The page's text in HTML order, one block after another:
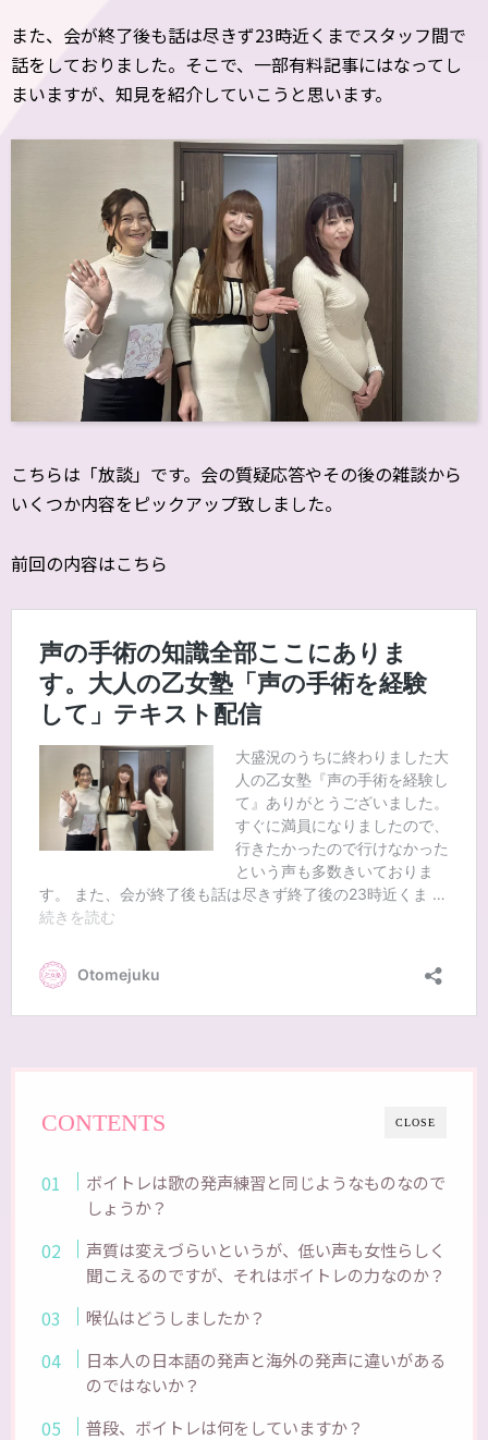
また、会が終了後も話は尽きず23時近くまでスタッフ間で
話をしておりました。そこで、一部有料記事にはなってし
まいますが、知見を紹介していこうと思います。
こちらは「放談」です。会の質疑応答やその後の雑談から
いくつか内容をピックアップ致しました。
前回の内容はこちら
CLOSE
CONTENTS
ボイトレは歌の発声練習と同じようなものなので
しょうか？
声質は変えづらいというが、低い声も女性らしく
聞こえるのですが、それはボイトレの力なのか？
喉仏はどうしましたか？
日本人の日本語の発声と海外の発声に違いがある
のではないか？
普段、ボイトレは何をしていますか？